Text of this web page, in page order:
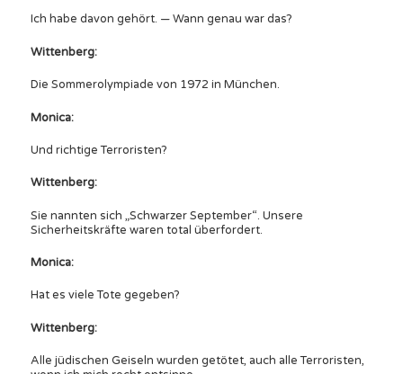
Ich habe davon gehört. — Wann genau war das?
Wittenberg:
Die Sommerolympiade von 1972 in München.
Monica:
Und richtige Terroristen?
Wittenberg:
Sie nannten sich „Schwarzer September“. Unsere
Sicherheitskräfte waren total überfordert.
Monica:
Hat es viele Tote gegeben?
Wittenberg:
Alle jüdischen Geiseln wurden getötet, auch alle Terroristen,